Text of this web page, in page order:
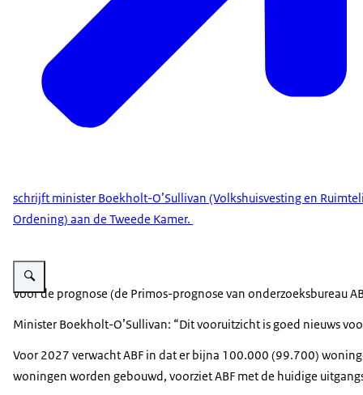
schrijft minister Boekholt-O’Sullivan (Volkshuisvesting en
Ordening) aan de Tweede Kamer.
Vergroot afbeelding Een foto die uitkijkt op een hijskraan en
Voor de prognose (de Primos-prognose van onderzoeksbureau
Minister Boekholt-O’Sullivan: “Dit vooruitzicht is goed nieuws
Voor 2027 verwacht ABF in dat er bijna 100.000 (99.700)
woningen worden gebouwd, voorziet ABF met de huidige